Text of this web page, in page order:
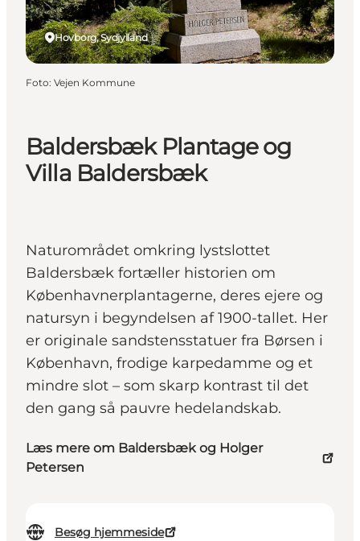
Baldersbæk Plantage og
Villa Baldersbæk
Naturområdet omkring lystslottet
Baldersbæk fortæller historien om
Københavnerplantagerne, deres ejere og
natursyn i begyndelsen af 1900-tallet. Her
er originale sandstensstatuer fra Børsen i
København, frodige karpedamme og et
mindre slot – som skarp kontrast til det
den gang så pauvre hedelandskab.
Læs mere om Baldersbæk og Holger
Petersen
Besøg hjemmeside
Hovborg, Sydjylland
Foto: Vejen Kommune